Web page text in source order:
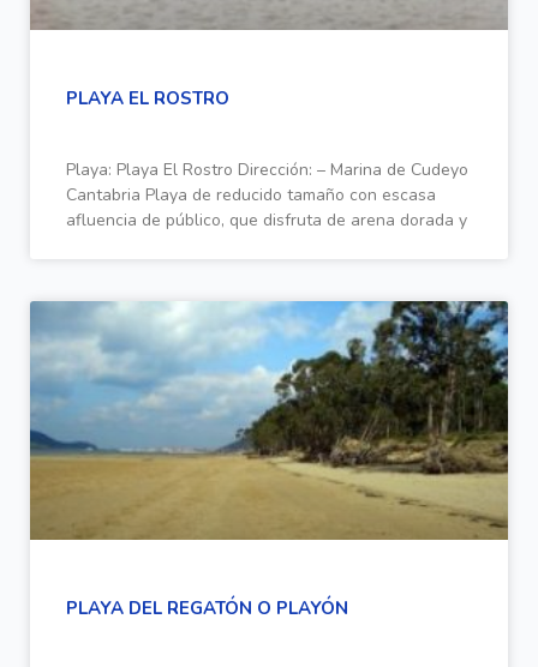
PLAYA EL ROSTRO
Playa: Playa El Rostro Dirección: – Marina de Cudeyo
Cantabria Playa de reducido tamaño con escasa
afluencia de público, que disfruta de arena dorada y
PLAYA DEL REGATÓN O PLAYÓN